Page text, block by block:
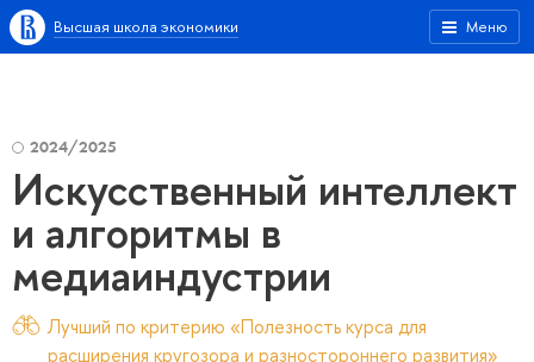
Меню
Высшая школа экономики
2024/2025
Искусственный интеллект
и алгоритмы в
медиаиндустрии
Лучший по критерию «Полезность курса для
расширения кругозора и разностороннего развития»